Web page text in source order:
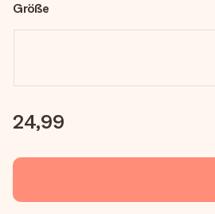
Größe
24,99